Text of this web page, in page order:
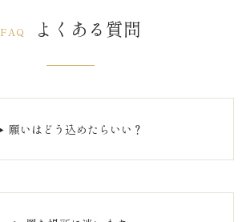
FAQ よくある質問
願いはどう込めたらいい？